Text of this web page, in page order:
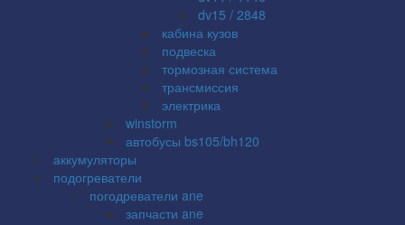
dv15 / 2848
кабина кузов
подвеска
тормозная система
трансмиссия
электрика
winstorm
автобусы bs105/bh120
аккумуляторы
подогреватели
погодреватели ane
запчасти ane